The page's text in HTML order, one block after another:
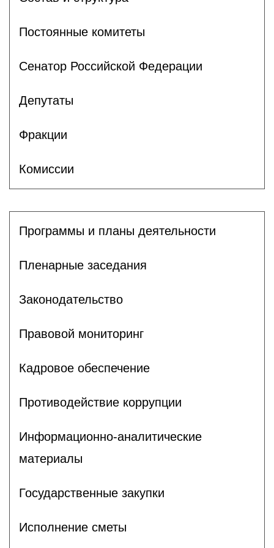
Постоянные комитеты
Сенатор Российской Федерации
Депутаты
Фракции
Комиссии
Программы и планы деятельности
Пленарные заседания
Законодательство
Правовой мониторинг
Кадровое обеспечение
Противодействие коррупции
Информационно-аналитические
материалы
Государственные закупки
Исполнение сметы